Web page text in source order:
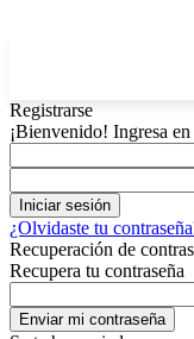
Registrarse
¡Bienvenido! Ingresa en
¿Olvidaste tu
Recuperación de
Recupera tu contraseña